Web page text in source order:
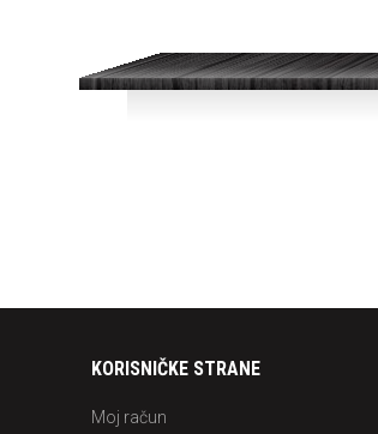
KORISNIČKE STRANE
Moj račun